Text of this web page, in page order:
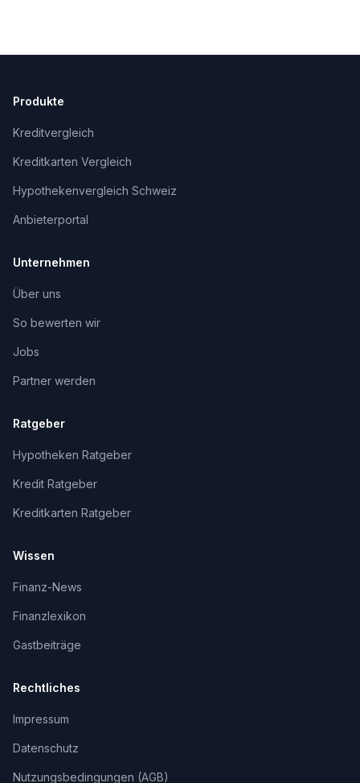
Produkte
Kreditvergleich
Kreditkarten Vergleich
Hypothekenvergleich Schweiz
Anbieterportal
Unternehmen
Über uns
So bewerten wir
Jobs
Partner werden
Ratgeber
Hypotheken Ratgeber
Kredit Ratgeber
Kreditkarten Ratgeber
Wissen
Finanz-News
Finanzlexikon
Gastbeiträge
Rechtliches
Impressum
Datenschutz
Nutzungsbedingungen (AGB)